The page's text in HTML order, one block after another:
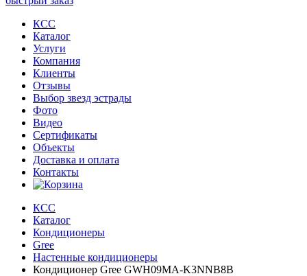
КСС
Каталог
Услуги
Компания
Клиенты
Oтзывы
Выбор звезд эстрады
Фото
Видео
Сертификаты
Объекты
Доставка и оплата
Контакты
КСС
Каталог
Кондиционеры
Gree
Настенные кондиционеры
Кондиционер Gree GWH09MA-K3NNB8B